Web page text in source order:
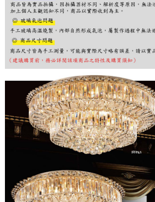
１．透過由恩沛科技股份有限公司提供之「AFTEE先享
易，需依本服務之必要範圍內提供個人資料，並將交易
權轉讓予恩沛科技股份有限公司。
２．關於個人資料處理事宜，請瀏覽以下網址：
https://aftee.tw/terms/#terms3
３．未成年的使用者請事先徵得法定代理人或監護人之
「AFTEE先享後付」，若未經同意申辦者引起之損失，
４．使用「AFTEE先享後付」時，將依據個別帳號之
時審查核予不同之上限額度；若仍有額度不足之情形，
請求用戶進行身份認證。
５．嚴禁一人註冊多個帳號或使用他人資訊註冊。若
恩沛科技股份有限公司將有權停止該用戶之使用額度